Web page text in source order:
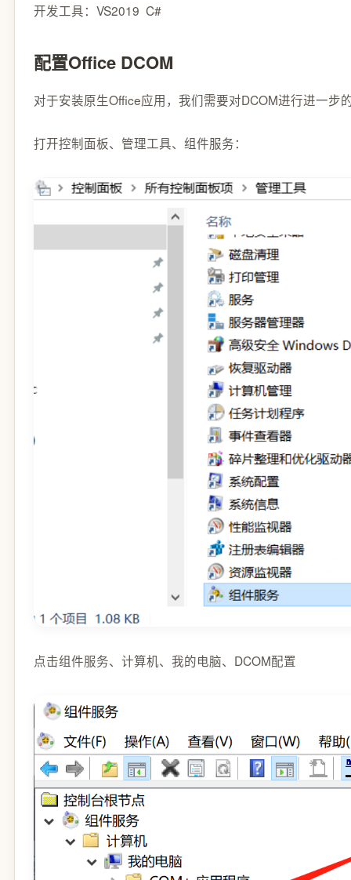
开发工具：VS2019 C#
配置Office DCOM
对于安装原生Office应用，我们需要对DCOM进行进一步
打开控制面板、管理工具、组件服务：
点击组件服务、计算机、我的电脑、DCOM配置